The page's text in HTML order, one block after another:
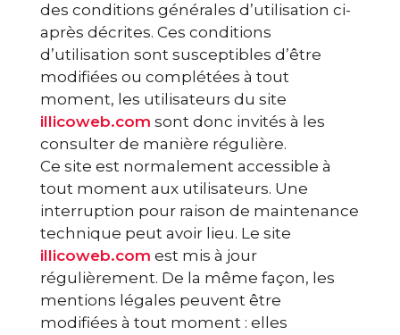
des conditions générales d’utilisation ci-
après décrites. Ces conditions
d’utilisation sont susceptibles d’être
modifiées ou complétées à tout
moment, les utilisateurs du site
illicoweb.com sont donc invités à les
consulter de manière régulière.
Ce site est normalement accessible à
tout moment aux utilisateurs. Une
interruption pour raison de maintenance
technique peut avoir lieu. Le site
illicoweb.com est mis à jour
régulièrement. De la même façon, les
mentions légales peuvent être
modifiées à tout moment : elles